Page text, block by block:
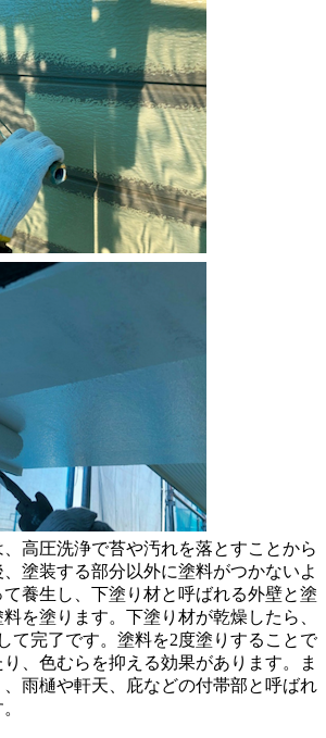
高圧洗浄で苔や汚れを落とすことから
塗装する部分以外に塗料がつかないよ
養生し、下塗り材と呼ばれる外壁と塗
を塗ります。下塗り材が乾燥したら、
て完了です。塗料を2度塗りすることで
、色むらを抑える効果があります。ま
雨樋や軒天、庇などの付帯部と呼ばれ